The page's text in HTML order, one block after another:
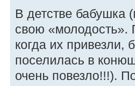
В детстве бабушка
свою «молодость».
когда их привезли,
поселилась в
очень повезло!!!).